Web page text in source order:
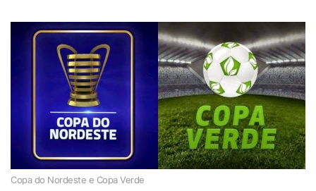
Copa do Nordeste e Copa Verde